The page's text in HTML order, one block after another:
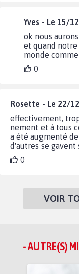
Yves - Le 15/
ok nous
et quand
monde
0
Rosette - Le 22/
effectivement,
nement et à tous
a été augmenté
d'autres se gavent
0
VOIR
- AUTRE(S)